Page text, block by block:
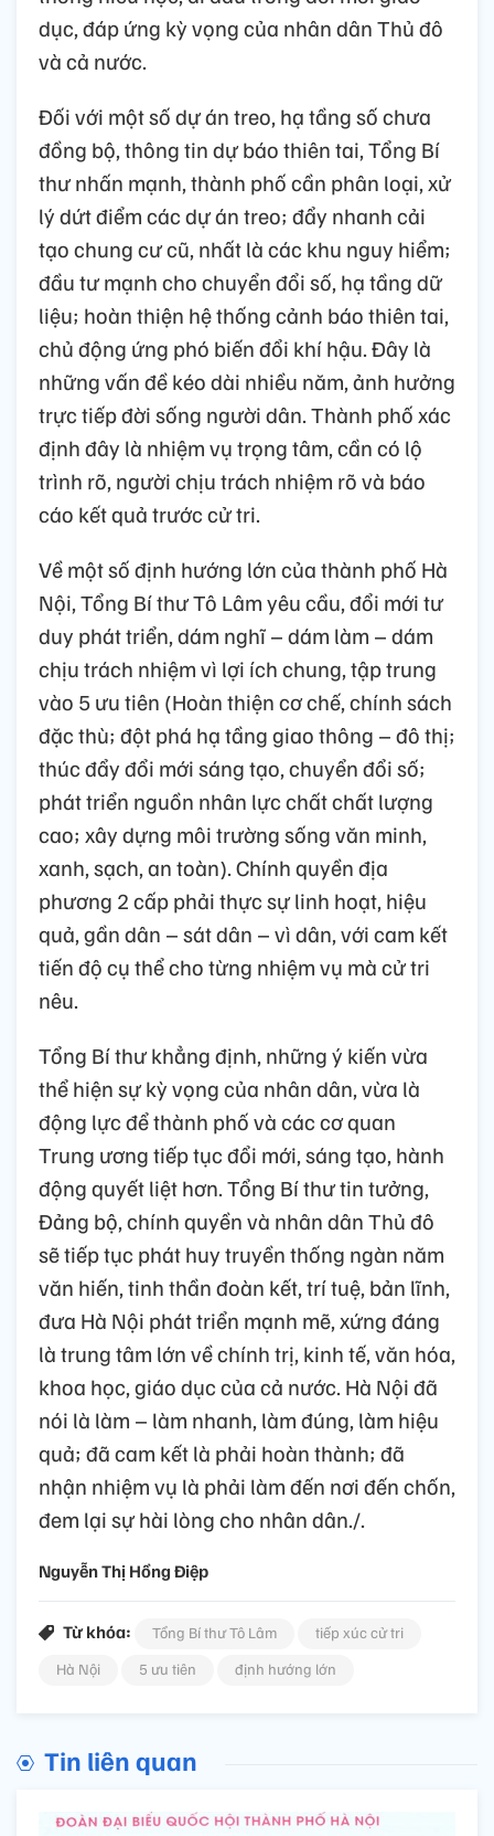
dục, đáp ứng kỳ vọng của nhân dân Thủ đô
và cả nước.
Đối với một số dự án treo, hạ tầng số chưa
đồng bộ, thông tin dự báo thiên tai, Tổng Bí
thư nhấn mạnh, thành phố cần phân loại, xử
lý dứt điểm các dự án treo; đẩy nhanh cải
tạo chung cư cũ, nhất là các khu nguy hiểm;
đầu tư mạnh cho chuyển đổi số, hạ tầng dữ
liệu; hoàn thiện hệ thống cảnh báo thiên tai,
chủ động ứng phó biến đổi khí hậu. Đây là
những vấn đề kéo dài nhiều năm, ảnh hưởng
trực tiếp đời sống người dân. Thành phố xác
định đây là nhiệm vụ trọng tâm, cần có lộ
trình rõ, người chịu trách nhiệm rõ và báo
cáo kết quả trước cử tri.
Về một số định hướng lớn của thành phố Hà
Nội, Tổng Bí thư Tô Lâm yêu cầu, đổi mới tư
duy phát triển, dám nghĩ – dám làm – dám
chịu trách nhiệm vì lợi ích chung, tập trung
vào 5 ưu tiên (Hoàn thiện cơ chế, chính sách
đặc thù; đột phá hạ tầng giao thông – đô thị;
thúc đẩy đổi mới sáng tạo, chuyển đổi số;
phát triển nguồn nhân lực chất chất lượng
cao; xây dựng môi trường sống văn minh,
xanh, sạch, an toàn). Chính quyền địa
phương 2 cấp phải thực sự linh hoạt, hiệu
quả, gần dân – sát dân – vì dân, với cam kết
tiến độ cụ thể cho từng nhiệm vụ mà cử tri
nêu.
Tổng Bí thư khẳng định, những ý kiến vừa
thể hiện sự kỳ vọng của nhân dân, vừa là
động lực để thành phố và các cơ quan
Trung ương tiếp tục đổi mới, sáng tạo, hành
động quyết liệt hơn. Tổng Bí thư tin tưởng,
Đảng bộ, chính quyền và nhân dân Thủ đô
sẽ tiếp tục phát huy truyền thống ngàn năm
văn hiến, tinh thần đoàn kết, trí tuệ, bản lĩnh,
đưa Hà Nội phát triển mạnh mẽ, xứng đáng
là trung tâm lớn về chính trị, kinh tế, văn hóa,
khoa học, giáo dục của cả nước. Hà Nội đã
nói là làm – làm nhanh, làm đúng, làm hiệu
quả; đã cam kết là phải hoàn thành; đã
nhận nhiệm vụ là phải làm đến nơi đến chốn,
đem lại sự hài lòng cho nhân dân./.
Nguyễn Thị Hồng Điệp
Từ khóa: Tổng Bí thư Tô Lâm
tiếp xúc cử tri
Hà Nội
5 ưu tiên định hướng lớn
Tin liên quan